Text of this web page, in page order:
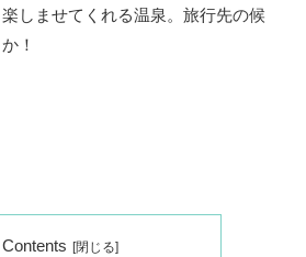
しませてくれる温泉。旅行先の候
！
Contents